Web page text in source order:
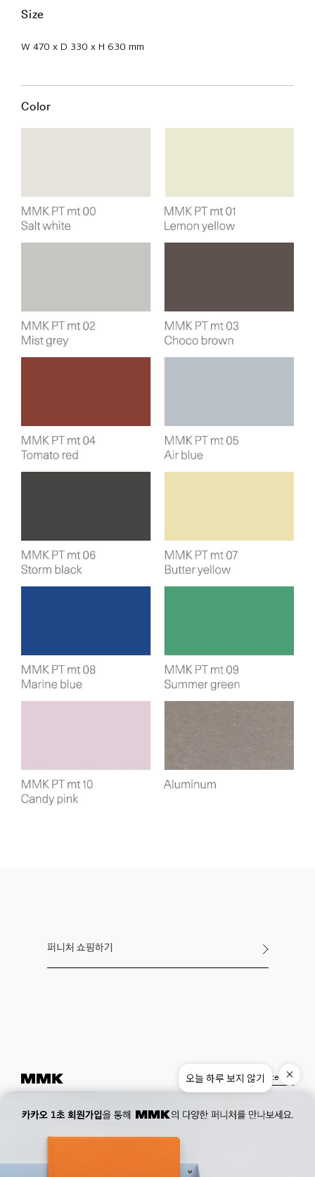
Size
W 470 x D 330 x H 630 mm
Color
퍼니처 쇼핑하기
Museum. 02. 777. 5887 Office.02. 777. 5778
177, Duteopbawi-ro, Yongsan-gu, Seoul, Korea
Official : hello@mmk-seoul.com
Instagram Pinterest
오늘 하루 보지 않기